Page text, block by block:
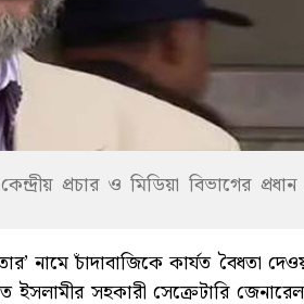
প্রচার ও মিডিয়া বিভাগের
চাঁদাবাজিকে কার্যত বৈধতা
সহকারী সেক্রেটারি